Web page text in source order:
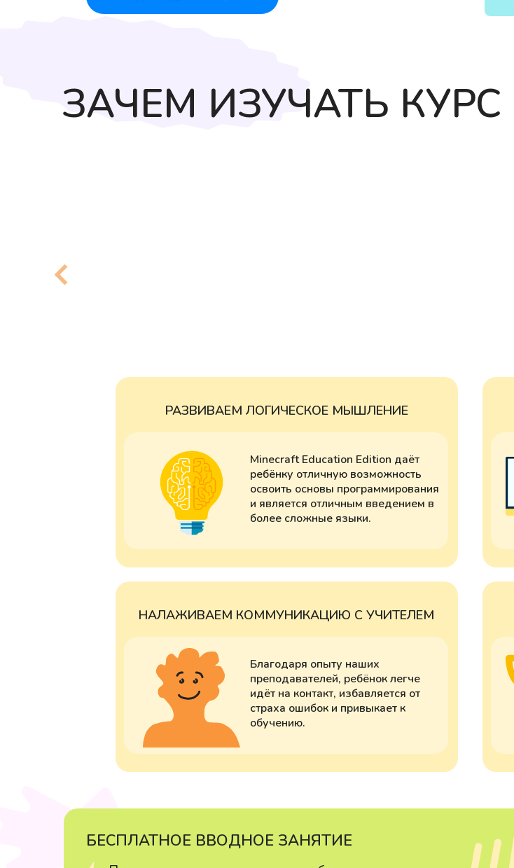
ЗАЧЕМ ИЗУЧАТЬ КУРС
Minecraft Education Edition даёт
ребёнку отличную возможность
освоить основы программирования
и является отличным введением в
более сложные языки.
РАЗВИВАЕМ ЛОГИЧЕСКОЕ МЫШЛЕНИЕ
Благодаря опыту наших
преподавателей, ребёнок легче
идёт на контакт, избавляется от
страха ошибок и привыкает к
обучению.
НАЛАЖИВАЕМ КОММУНИКАЦИЮ С УЧИТЕЛЕМ
БЕСПЛАТНОЕ ВВОДНОЕ ЗАНЯТИЕ